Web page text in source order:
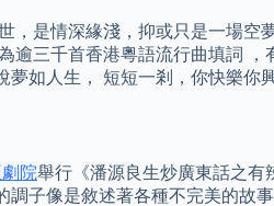
是情深緣淺，抑或只是一場空
逾三千首香港粵語流行曲填詞
如人生， 短短一剎，你快樂你
院舉行《潘源良生炒廣東話之有
子像是敘述著各種不完美的故